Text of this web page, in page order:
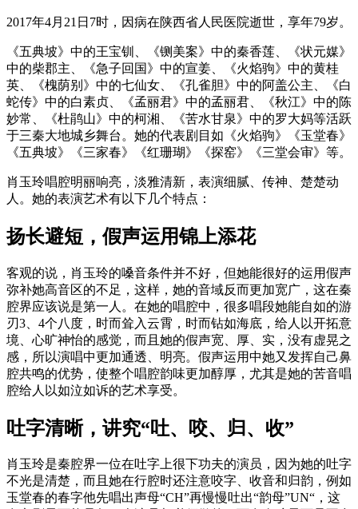
2017年4月21日7时，因病在陕西省人民医院逝世，享年79岁。
《五典坡》中的王宝钏、《铡美案》中的秦香莲、《状元媒》
中的柴郡主、《急子回国》中的宣姜、《火焰驹》中的黄桂
英、《槐荫别》中的七仙女、《孔雀胆》中的阿盖公主、《白
蛇传》中的白素贞、《孟丽君》中的孟丽君、《秋江》中的陈
妙常、《杜鹃山》中的柯湘、《苦水甘泉》中的罗大妈等活跃
于三秦大地城乡舞台。她的代表剧目如《火焰驹》《玉堂春》
《五典坡》《三家春》《红珊瑚》《探窑》《三堂会审》等。
肖玉玲唱腔明丽响亮，淡雅清新，表演细腻、传神、楚楚动
人。她的表演艺术有以下几个特点：
扬长避短，假声运用锦上添花
客观的说，肖玉玲的嗓音条件并不好，但她能很好的运用假声
弥补她高音区的不足，这样，她的音域反而更加宽广，这在秦
腔界应该说是第一人。在她的唱腔中，很多唱段她能自如的游
刃3、4个八度，时而耸入云霄，时而钻如海底，给人以开拓意
境、心旷神怡的感觉，而且她的假声宽、厚、实，没有虚晃之
感，所以演唱中更加通透、明亮。假声运用中她又发挥自己鼻
腔共鸣的优势，使整个唱腔韵味更加醇厚，尤其是她的苦音唱
腔给人以如泣如诉的艺术享受。
吐字清晰，讲究“吐、咬、归、收”
肖玉玲是秦腔界一位在吐字上很下功夫的演员，因为她的吐字
不光是清楚，而且她在行腔时还注意咬字、收音和归韵，例如
玉堂春的春字他先唱出声母“CH”再慢慢吐出“韵母”UN“，这